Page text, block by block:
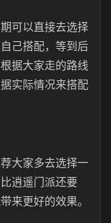
可以直接去选择
己搭配，等到后
据大家走的路线
实际情况来搭配
大家多去选择一
逍遥门派还要
来更好的效果。